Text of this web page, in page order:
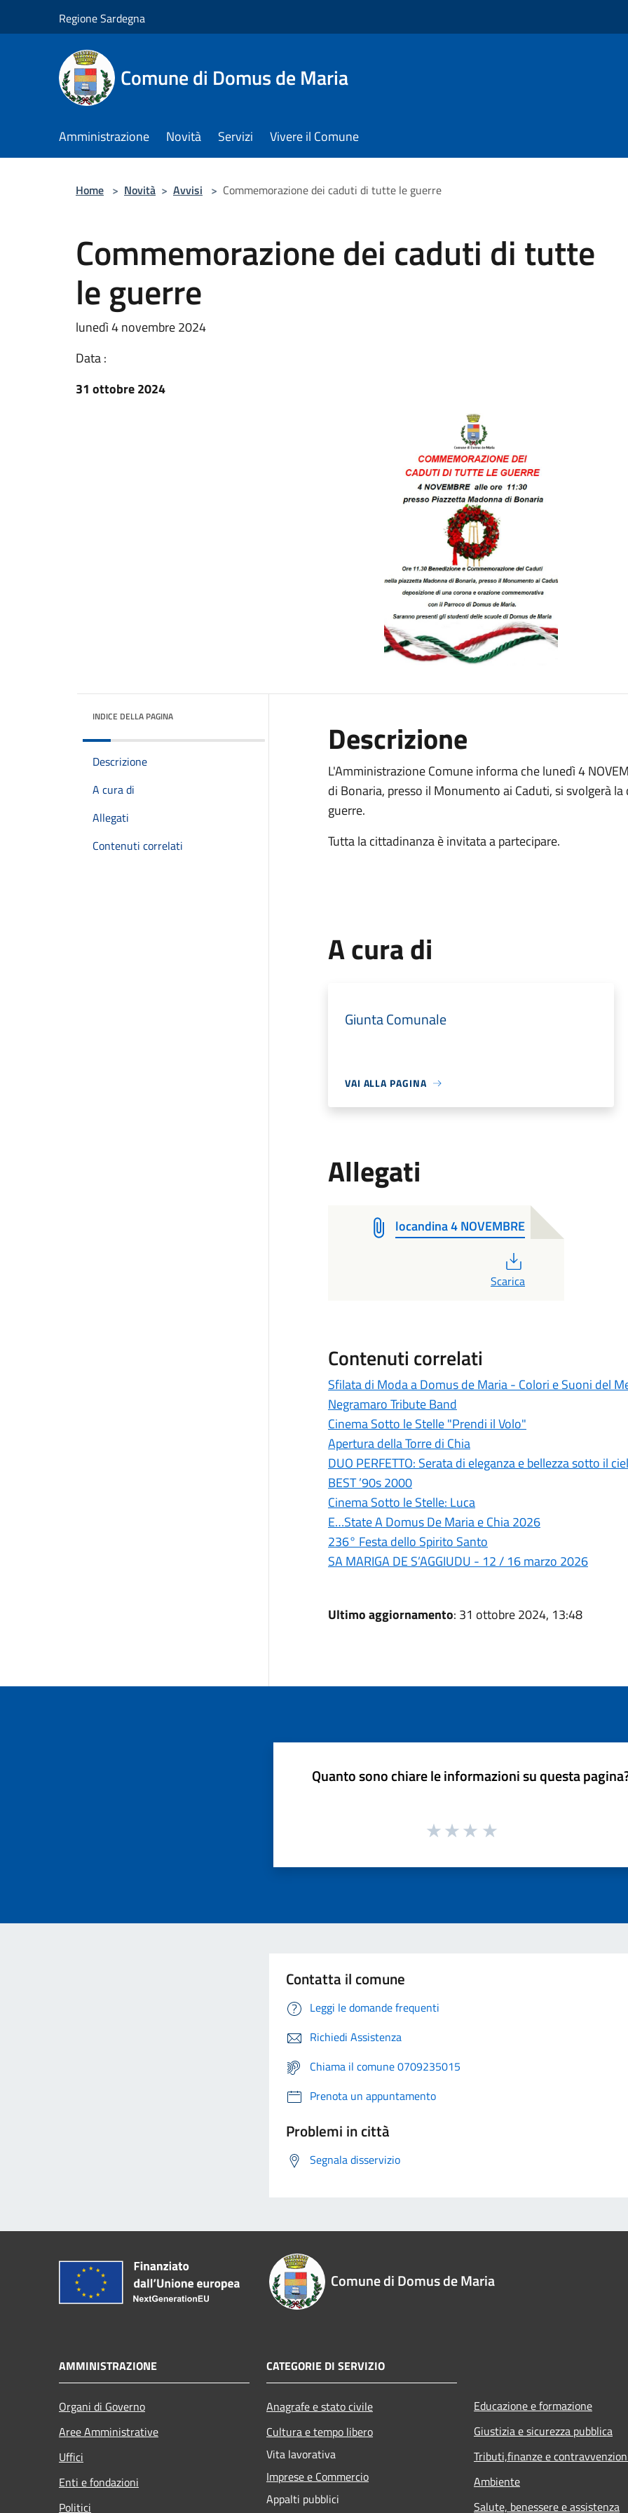
Regione Sardegna
Comune di Domus de Maria
Amministrazione Novità Servizi Vivere il Comune
Home > Novità > Avvisi > Commemorazione dei caduti di tutte le guerre
Commemorazione dei caduti di tutte
le guerre
lunedì 4 novembre 2024
Data :
31 ottobre 2024
INDICE DELLA PAGINA
Descrizione
A cura di
Allegati
Contenuti correlati
Descrizione
L'Amministrazione Comune informa che lunedì 4
di Bonaria, presso il Monumento ai Caduti, si svolgerà
guerre.
Tutta la cittadinanza è invitata a partecipare.
A cura di
Giunta Comunale
VAI ALLA PAGINA
Allegati
locandina 4 NOVEMBRE
Scarica
Contenuti correlati
Sfilata di Moda a Domus de Maria - Colori e Suoni del
Negramaro Tribute Band
Cinema Sotto le Stelle "Prendi il Volo"
Apertura della Torre di Chia
DUO PERFETTO: Serata di eleganza e bellezza sotto il
BEST ’90s 2000
Cinema Sotto le Stelle: Luca
E…State A Domus De Maria e Chia 2026
236° Festa dello Spirito Santo
SA MARIGA DE S’AGGIUDU - 12 / 16 marzo 2026
Ultimo aggiornamento: 31 ottobre 2024, 13:48
Quanto sono chiare le informazioni su questa
Contatta il comune
Leggi le domande frequenti
Richiedi Assistenza
Chiama il comune 0709235015
Prenota un appuntamento
Problemi in città
Segnala disservizio
Comune di Domus de Maria
AMMINISTRAZIONE
Organi di Governo
Aree Amministrative
Uffici
Enti e fondazioni
Politici
CATEGORIE DI SERVIZIO
Anagrafe e stato civile
Cultura e tempo libero
Vita lavorativa
Imprese e Commercio
Appalti pubblici
Educazione e formazione
Giustizia e sicurezza pubblica
Tributi,finanze e
Ambiente
Salute, benessere e assistenza